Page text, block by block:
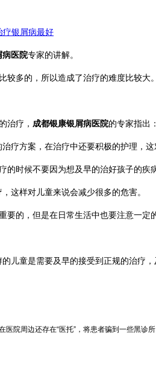
病医院专家的讲解。
的，所以造成了治疗的难度比较大
治疗， 成都银康银屑病医院的专家指出
方案，在治疗中还要积极的护理，这
候不要因为想及早的治好孩子的疾
这样对儿童来说会减少很多的危害。
，但是在日常生活中也要注意一定
儿童是需要及早的接受到正规的治疗
院周边还存在“医托”，将患者骗到一些黑